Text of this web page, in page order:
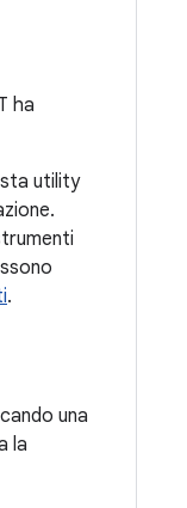
ha
utility
.
una
la